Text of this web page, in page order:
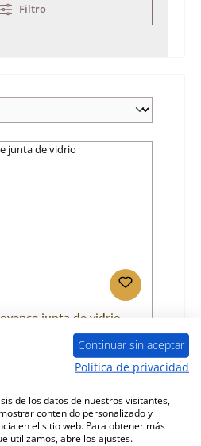
Filtro
junta de vidrio
01016933
Precio normal:
31,72 €
de entrega: 4-6 días
Continuar sin aceptar
Política de privacidad
de los datos de nuestros visitantes,
contenido personalizado y
en el sitio web. Para obtener más
utilizamos, abre los ajustes.